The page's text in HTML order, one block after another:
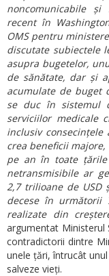
noncomunicabile
recent în
OMS pentru
discutate subiectele
asupra bugetelor,
de sănătate, dar și
acumulate de buget
se duc în sistemul
serviciilor medicale
inclusiv
crea beneficii
pe an în toate
netransmisibile ar
2,7 trilioane de USD
decese în
realizate din
argumentat Ministerul
contradictorii dintre
unele țări, întrucât
salveze vieți.